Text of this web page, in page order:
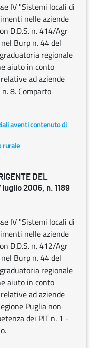
IV "Sistemi locali di
nelle aziende
D.D.S. n. 414/Agr
Burp n. 44 del
regionale
aiuto in conto
ad aziende
8. Comparto
aventi contenuto di
rurale
DEL
luglio 2006, n. 1189
IV "Sistemi locali di
nelle aziende
D.D.S. n. 412/Agr
Burp n. 44 del
regionale
aiuto in conto
ad aziende
Puglia non
dei PIT n. 1 -